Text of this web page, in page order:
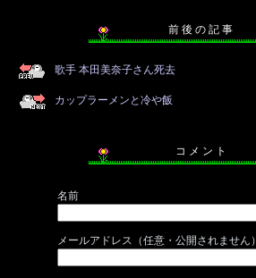
前 後 の 記 事
歌手 本田美奈子さん死去
カップラーメンと冷や飯
コ メ ン ト
名前
メールアドレス（任意・公開されません）